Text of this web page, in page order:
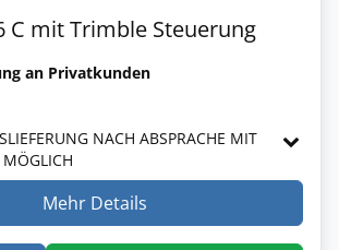
C mit Trimble Steuerung
an Privatkunden
NACH ABSPRACHE MIT
MÖGLICH
Mehr Details